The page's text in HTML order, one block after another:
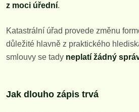
z moci úřední.
Katastrální úřad provede změnu
důležité hlavně z praktického
smlouvy se tady neplatí žádný
Jak dlouho zápis trvá